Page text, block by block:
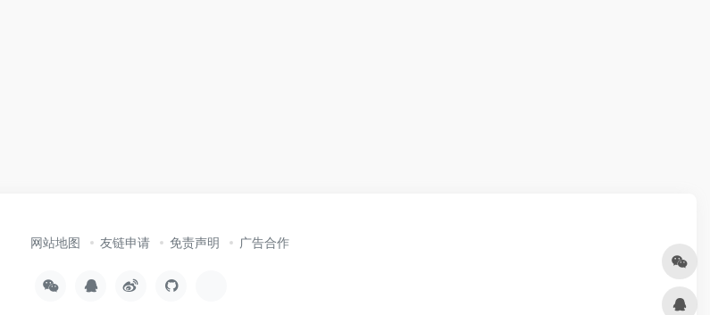
网站地图 友链申请 免责声明 广告合作